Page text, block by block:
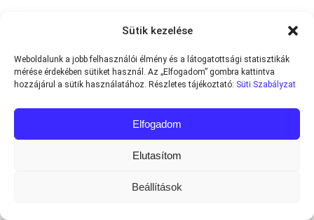
Sütik kezelése
Weboldalunk a jobb felhasználói élmény és a látogatottsági statisztikák
mérése érdekében sütiket használ. Az „Elfogadom” gombra kattintva
hozzájárul a sütik használatához. Részletes tájékoztató: Süti Szabályzat
Elfogadom
Elutasítom
Beállítások